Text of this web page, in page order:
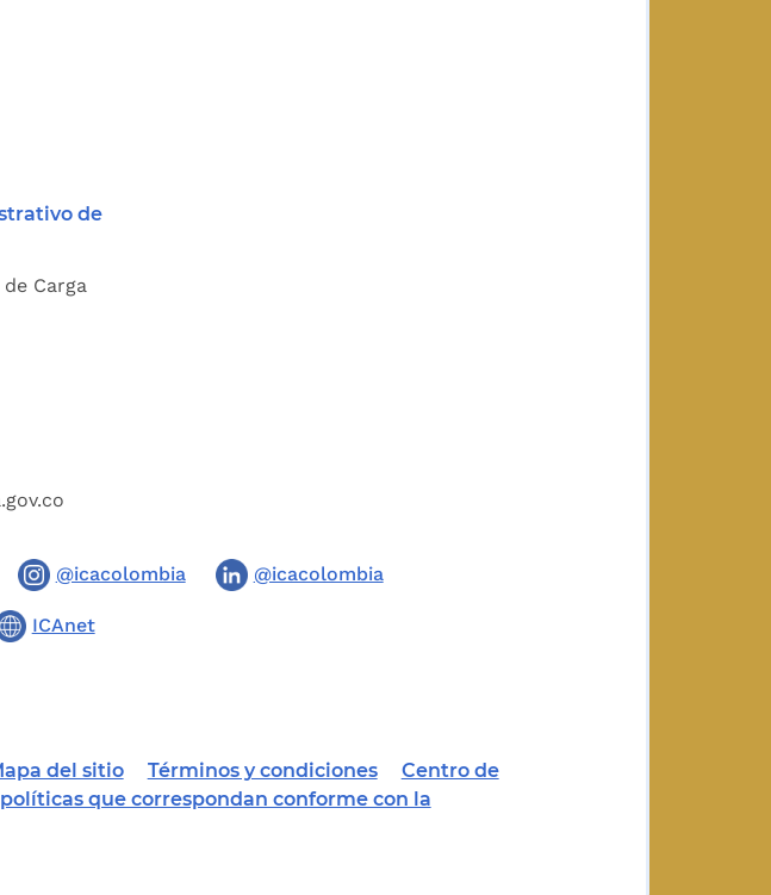
de
Carga
@icacolombia @icacolombia
ICAnet
del sitio Términos y condiciones
Centro de
que correspondan conforme con la